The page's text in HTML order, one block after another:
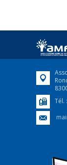
Afin
Tél.